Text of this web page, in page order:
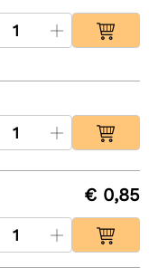
€ 0,85